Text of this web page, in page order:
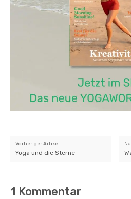
Vorheriger Artikel
Yoga und die Sterne
1 Kommentar